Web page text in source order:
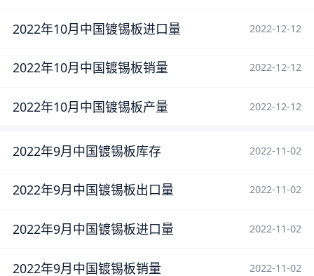
2022年10月中国镀锡板进口量 2022-12-12
2022年10月中国镀锡板销量 2022-12-12
2022年10月中国镀锡板产量 2022-12-12
2022年9月中国镀锡板库存 2022-11-02
2022年9月中国镀锡板出口量 2022-11-02
2022年9月中国镀锡板进口量 2022-11-02
2022年9月中国镀锡板销量 2022-11-02